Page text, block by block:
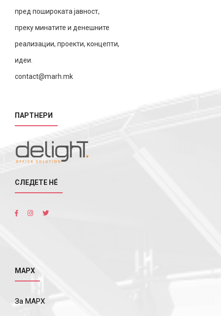
пред пошироката јавност,
преку минатите и денешните
реализации, проекти, концепти,
идеи.
contact@marh.mk
ПАРТНЕРИ
СЛЕДЕТЕ НÉ
МАРХ
За МАРХ